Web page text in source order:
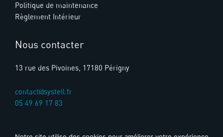
Politique de maintenance
Règlement Intérieur
Nous contacter
13 rue des Pivoines, 17180 Périgny
contact@systell.fr​
05 49 69 17 83